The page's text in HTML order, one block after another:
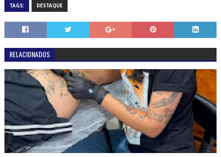
TAGS: DESTAQUE
RELACIONADOS